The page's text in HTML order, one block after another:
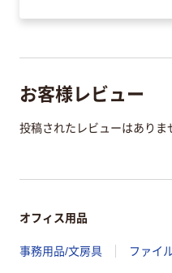
お客様レビュー
投稿されたレビューはありま
オフィス用品
事務用品/文房具 ファイ